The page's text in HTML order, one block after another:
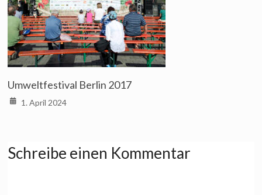
Umweltfestival Berlin 2017
1. April 2024
Schreibe einen Kommentar